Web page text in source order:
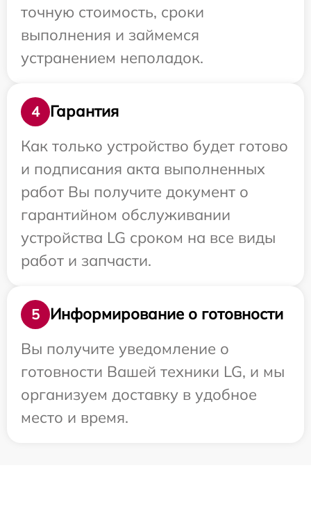
точную стоимость, сроки
выполнения и займемся
устранением неполадок.
4
Гарантия
Как только устройство будет готово
и подписания акта выполненных
работ Вы получите документ о
гарантийном обслуживании
устройства LG сроком на все виды
работ и запчасти.
5
Информирование о готовности
Вы получите уведомление о
готовности Вашей техники LG, и мы
организуем доставку в удобное
место и время.